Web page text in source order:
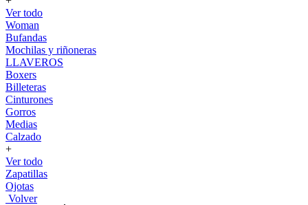
Ver todo
Woman
Bufandas
Mochilas y riñoneras
LLAVEROS
Boxers
Billeteras
Cinturones
Gorros
Medias
Calzado
+
Ver todo
Zapatillas
Ojotas
Volver